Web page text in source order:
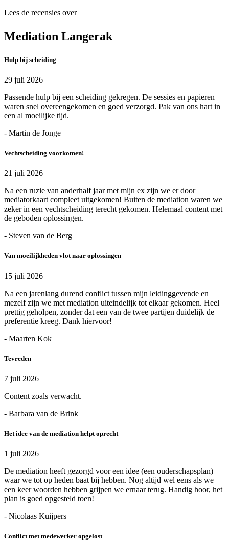
Lees de recensies over
Mediation Langerak
Hulp bij scheiding
29 juli 2026
Passende hulp bij een scheiding gekregen. De sessies en papieren
waren snel overeengekomen en goed verzorgd. Pak van ons hart in
een al moeilijke tijd.
- Martin de Jonge
Vechtscheiding voorkomen!
21 juli 2026
Na een ruzie van anderhalf jaar met mijn ex zijn we er door
mediatorkaart compleet uitgekomen! Buiten de mediation waren we
zeker in een vechtscheiding terecht gekomen. Helemaal content met
de geboden oplossingen.
- Steven van de Berg
Van moeilijkheden vlot naar oplossingen
15 juli 2026
Na een jarenlang durend conflict tussen mijn leidinggevende en
mezelf zijn we met mediation uiteindelijk tot elkaar gekomen. Heel
prettig geholpen, zonder dat een van de twee partijen duidelijk de
preferentie kreeg. Dank hiervoor!
- Maarten Kok
Tevreden
7 juli 2026
Content zoals verwacht.
- Barbara van de Brink
Het idee van de mediation helpt oprecht
1 juli 2026
De mediation heeft gezorgd voor een idee (een ouderschapsplan)
waar we tot op heden baat bij hebben. Nog altijd wel eens als we
een keer woorden hebben grijpen we ernaar terug. Handig hoor, het
plan is goed opgesteld toen!
- Nicolaas Kuijpers
Conflict met medewerker opgelost